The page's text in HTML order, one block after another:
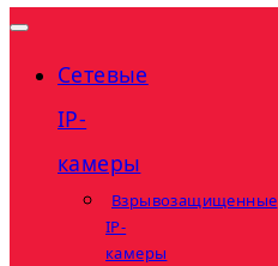
Сетевые
IP-
камеры
Взрывозащищенные
IP-
камеры